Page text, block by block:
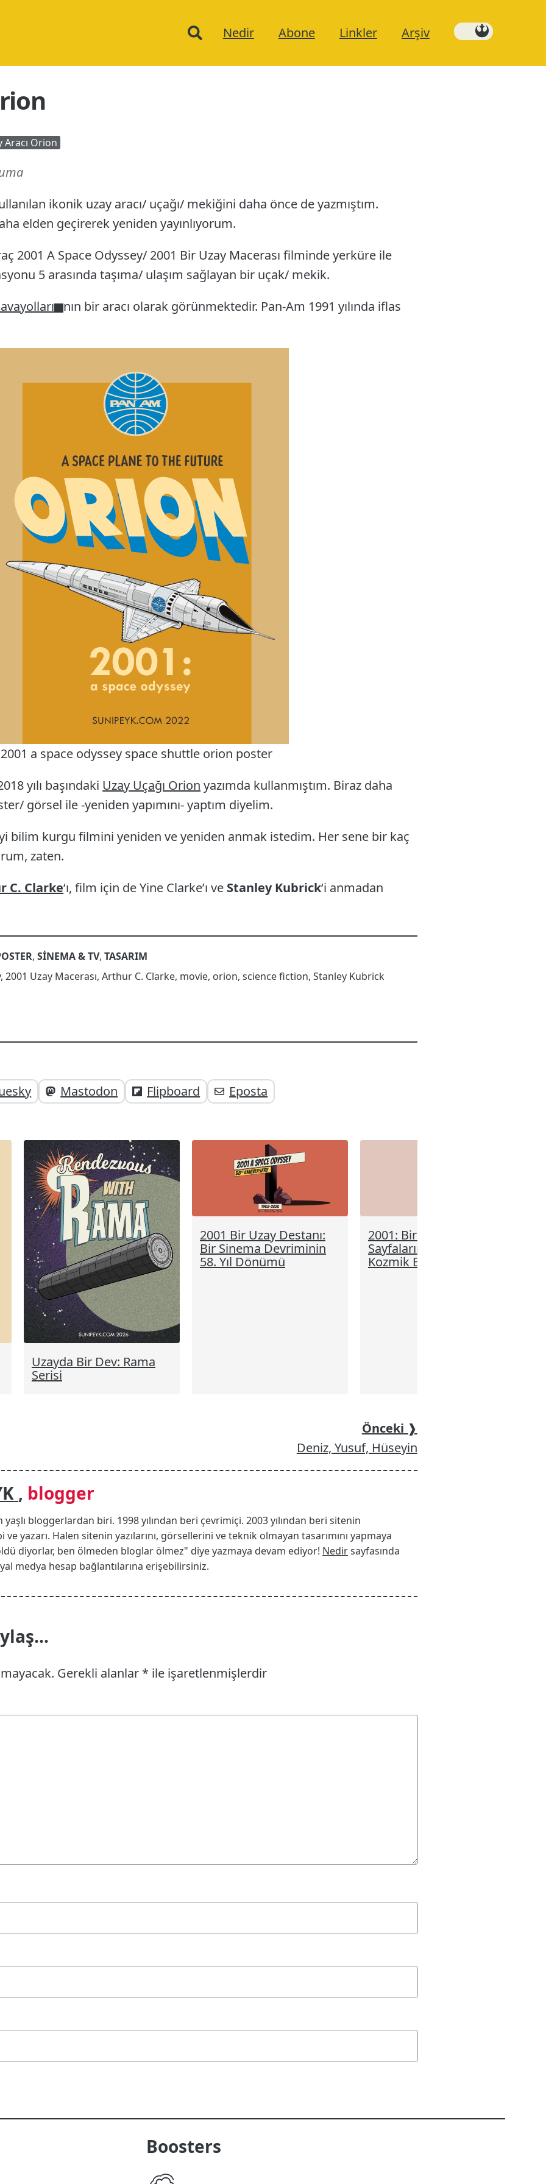
Ana
Nedir Abone Linkler Arşiv
Aracı Orion
ikonik uzay aracı/ uçağı/ mekiğini daha önce de yazmıştım.
elden geçirerek yeniden yayınlıyorum.
2001 A Space Odyssey/ 2001 Bir Uzay Macerası filminde yerküre ile
5 arasında taşıma/ ulaşım sağlayan bir uçak/ mekik.
nın bir aracı olarak görünmektedir. Pan-Am 1991 yılında iflas
2001 a space odyssey space shuttle orion poster
yılı başındaki Uzay Uçağı Orion yazımda kullanmıştım. Biraz daha
görsel ile -yeniden yapımını- yaptım diyelim.
bilim kurgu filmini yeniden ve yeniden anmak istedim. Her sene bir kaç
zaten.
C. Clarke‘ı, film için de Yine Clarke’ı ve Stanley Kubrick‘i anmadan
,SINEMA & TV,TASARIM
,2001 Uzay Macerası,Arthur C. Clarke, movie, orion,science fiction,Stanley Kubrick
Mastodon Flipboard Eposta
Uzayda Bir Dev: Rama
Serisi
2001 Bir Uzay Destanı:
Bir Sinema Devriminin
58. Yıl Dönümü
2001: Bir Uzay Destanı –
Sayfaların Arasındaki
Kozmik Evrim
Önceki ❱
Deniz, Yusuf, Hüseyin
, blogger
bloggerlardan biri. 1998 yılından beri çevrimiçi. 2003 yılından beri sitenin
yazarı. Halen sitenin yazılarını, görsellerini ve teknik olmayan tasarımını yapmaya
diyorlar, ben ölmeden bloglar ölmez" diye yazmaya devam ediyor! Nedirsayfasında
medya hesap bağlantılarına erişebilirsiniz.
Gerekli alanlar * ile işaretlenmişlerdir
Boosters